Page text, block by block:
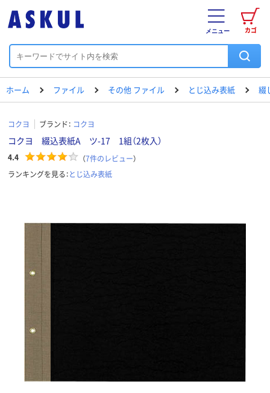
カゴ
メニュー
ホーム ファイル その他 ファイル とじ込み表紙 綴
コクヨ ブランド： コクヨ
コクヨ 綴込表紙A ツ-17 1組（2枚入）
4.4 （7件のレビュー）
ランキングを見る：とじ込み表紙